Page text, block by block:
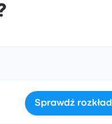
Sprawdź rozkład